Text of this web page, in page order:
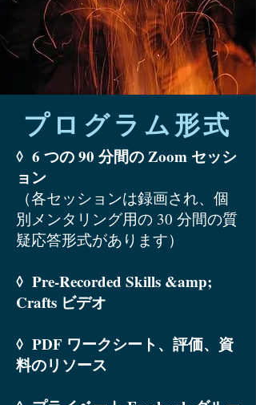
プログラム形式
◊ 6 つの 90 分間の Zoom セッシ
ョン
（各セッションは録画され、個
別メンタリング用の 30 分間の質
疑応答形式があります）
◊ Pre-Recorded Skills &amp;
Crafts ビデオ
◊ PDF ワークシート、評価、資
料のリソース